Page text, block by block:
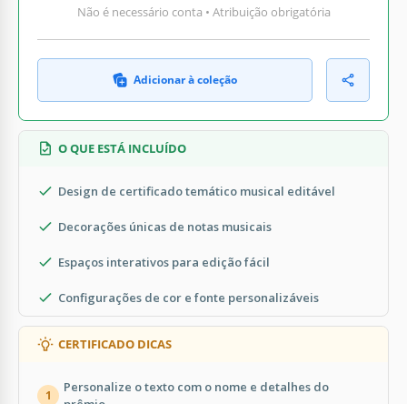
Não é necessário conta • Atribuição obrigatória
Adicionar à coleção
O QUE ESTÁ INCLUÍDO
Design de certificado temático musical editável
Decorações únicas de notas musicais
Espaços interativos para edição fácil
Configurações de cor e fonte personalizáveis
CERTIFICADO DICAS
1
Personalize o texto com o nome e detalhes do